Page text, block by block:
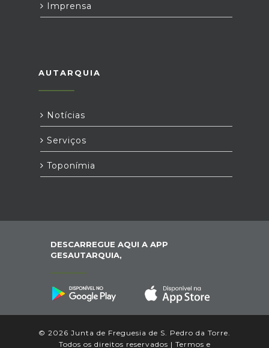
Imprensa
AUTARQUIA
Notícias
Serviços
Toponímia
DESCARREGUE AQUI A APP
GESAUTARQUIA,
© 2026 Junta de Freguesia de S. Pedro da Torre.
Todos os direitos reservados | Termos e